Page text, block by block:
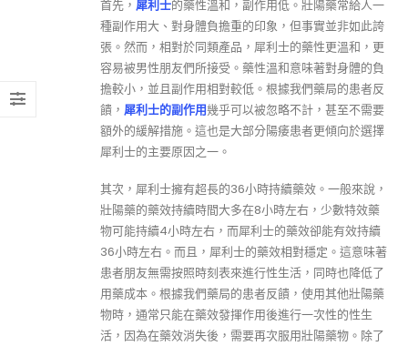
首先， 犀利士的藥性溫和，副作用低。壯陽藥常給人一
種副作用大、對身體負擔重的印象，但事實並非如此誇
張。然而，相對於同類產品，犀利士的藥性更溫和，更
容易被男性朋友們所接受。藥性溫和意味著對身體的負
擔較小，並且副作用相對較低。根據我們藥局的患者反
饋， 犀利士的副作用幾乎可以被忽略不計，甚至不需要
額外的緩解措施。這也是大部分陽痿患者更傾向於選擇
犀利士的主要原因之一。
其次，犀利士擁有超長的36小時持續藥效。一般來說，
壯陽藥的藥效持續時間大多在8小時左右，少數特效藥
物可能持續4小時左右，而犀利士的藥效卻能有效持續
36小時左右。而且，犀利士的藥效相對穩定。這意味著
患者朋友無需按照時刻表來進行性生活，同時也降低了
用藥成本。根據我們藥局的患者反饋，使用其他壯陽藥
物時，通常只能在藥效發揮作用後進行一次性的性生
活，因為在藥效消失後，需要再次服用壯陽藥物。除了